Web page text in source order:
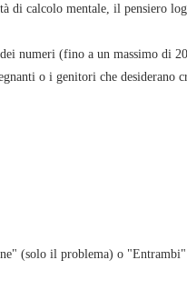
di calcolo mentale, il pensiero
numeri (fino a un massimo di
o i genitori che desiderano
(solo il problema) o "Entrambi"